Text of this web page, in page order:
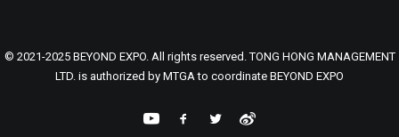
© 2021-2025 BEYOND EXPO. All rights reserved. TONG HONG MANAGEMENT
LTD. is authorized by MTGA to coordinate BEYOND EXPO